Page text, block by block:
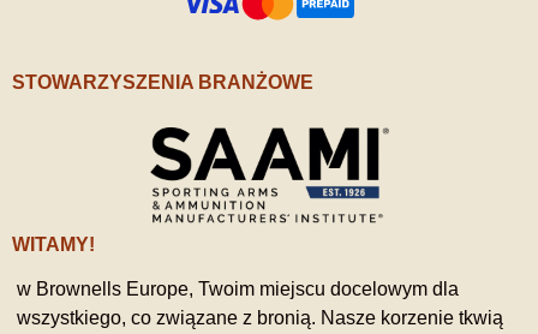
STOWARZYSZENIA BRANŻOWE
WITAMY!
w Brownells Europe, Twoim miejscu docelowym dla
wszystkiego, co związane z bronią. Nasze korzenie tkwią